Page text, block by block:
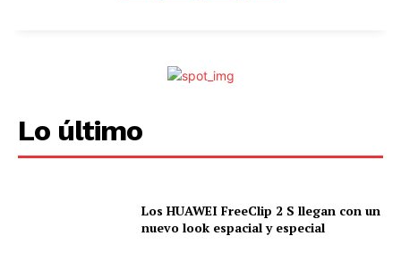
Lo último
Los HUAWEI FreeClip 2 S llegan con un
nuevo look espacial y especial